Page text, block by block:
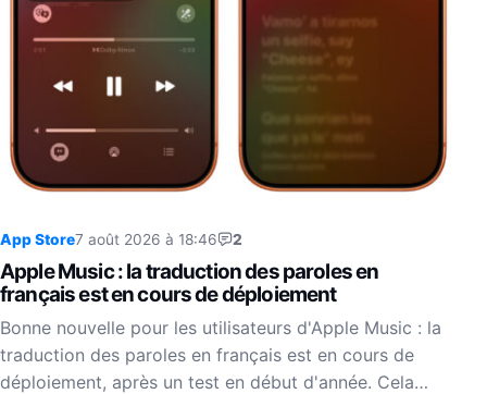
App Store7 août 2026 à 18:46 2
Apple Music : la traduction des paroles en
français est en cours de déploiement
Bonne nouvelle pour les utilisateurs d'Apple Music : la
traduction des paroles en français est en cours de
déploiement, après un test en début d'année. Cela…